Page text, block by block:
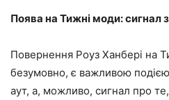
Поява на Тижні моди: сигнал
Повернення Роуз Ханбері на
безумовно, є важливою
аут, а, можливо, сигнал про